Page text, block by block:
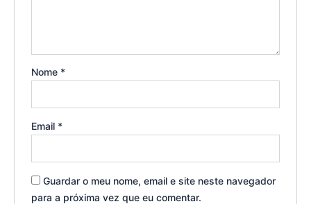
Nome *
Email *
Guardar o meu nome, email e site neste navegador
para a próxima vez que eu comentar.